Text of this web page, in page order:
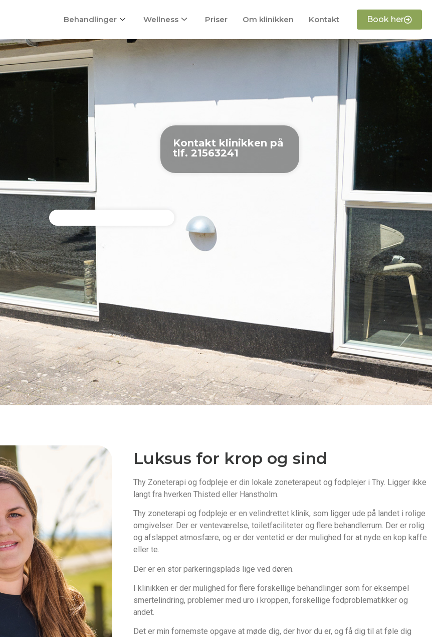
Behandlinger Wellness Priser Om klinikken Kontakt Book her
Kontakt klinikken på
tlf. 21563241
Luksus for krop og sind
Thy Zoneterapi og fodpleje er din lokale zoneterapeut og fodplejer i Thy. Ligger ikke
langt fra hverken Thisted eller Hanstholm.
Thy zoneterapi og fodpleje er en velindrettet klinik, som ligger ude på landet i rolige
omgivelser. Der er venteværelse, toiletfaciliteter og flere behandlerrum. Der er rolig
og afslappet atmosfære, og er der ventetid er der mulighed for at nyde en kop kaffe
eller te.
Der er en stor parkeringsplads lige ved døren.
I klinikken er der mulighed for flere forskellige behandlinger som for eksempel
smertelindring, problemer med uro i kroppen, forskellige fodproblematikker og
andet.
Det er min fornemste opgave at møde dig, der hvor du er, og få dig til at føle dig